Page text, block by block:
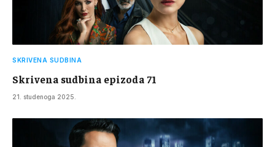
SKRIVENA SUDBINA
Skrivena sudbina epizoda 71
21. studenoga 2025.